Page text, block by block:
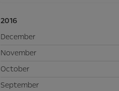
2016
December
November
October
September